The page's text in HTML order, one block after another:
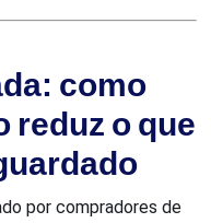
como
reduz o que
por compradores de